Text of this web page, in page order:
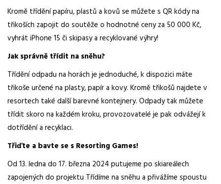
Kromě třídění papíru, plastů a kovů se můžete s QR kódy na
třikoších zapojit do soutěže o hodnotné ceny za 50 000 Kč,
vyhrát iPhone 15 či skipasy a recyklované výhry!
Jak správně třídit na sněhu?
Třídění odpadu na horách je jednoduché, k dispozici máte
třikoše určené na plasty, papír a kovy. Kromě třikošů najdete v
resortech také další barevné kontejnery. Odpady tak můžete
třídit skoro na každém kroku, provozovatelé je pak odvážejí k
dotřídění a recyklaci.
Třiďte a bavte se s Resorting Games!
Od 13. ledna do 17. března 2024 putujeme po skiareálech
zapojených do projektu Třídíme na sněhu a přivážíme spoustu